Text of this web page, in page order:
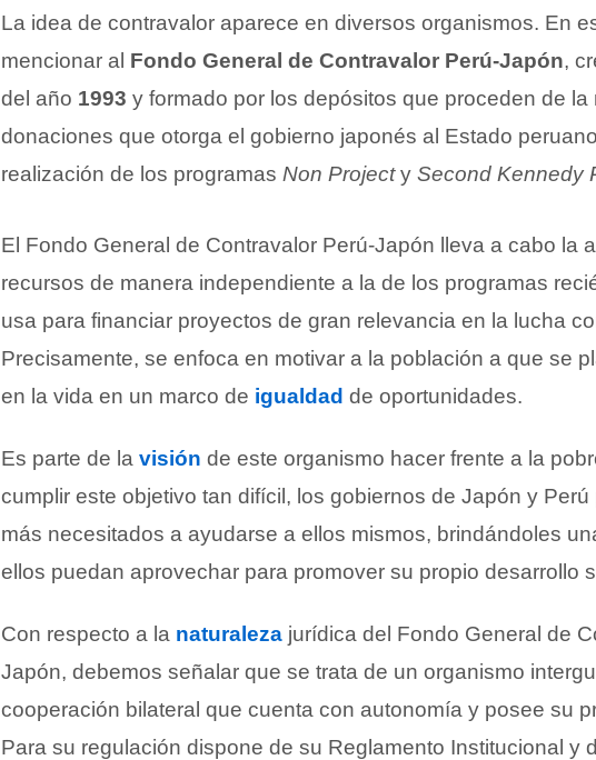
La idea de contravalor aparece en diversos organismos. En
mencionar al Fondo General de Contravalor Perú-Japón,
del año 1993 y formado por los depósitos que proceden de la
donaciones que otorga el gobierno japonés al Estado
realización de los programas Non Projecty Second Kennedy
El Fondo General de Contravalor Perú-Japón lleva a cabo la
recursos de manera independiente a la de los programas
usa para financiar proyectos de gran relevancia en la lucha
Precisamente, se enfoca en motivar a la población a que se
en la vida en un marco de igualdad de oportunidades.
Es parte de la visión de este organismo hacer frente a la
cumplir este objetivo tan difícil, los gobiernos de Japón y
más necesitados a ayudarse a ellos mismos, brindándoles
ellos puedan aprovechar para promover su propio desarrollo
Con respecto a la naturaleza jurídica del Fondo General de
Japón, debemos señalar que se trata de un organismo
cooperación bilateral que cuenta con autonomía y posee su
Para su regulación dispone de su Reglamento Institucional y